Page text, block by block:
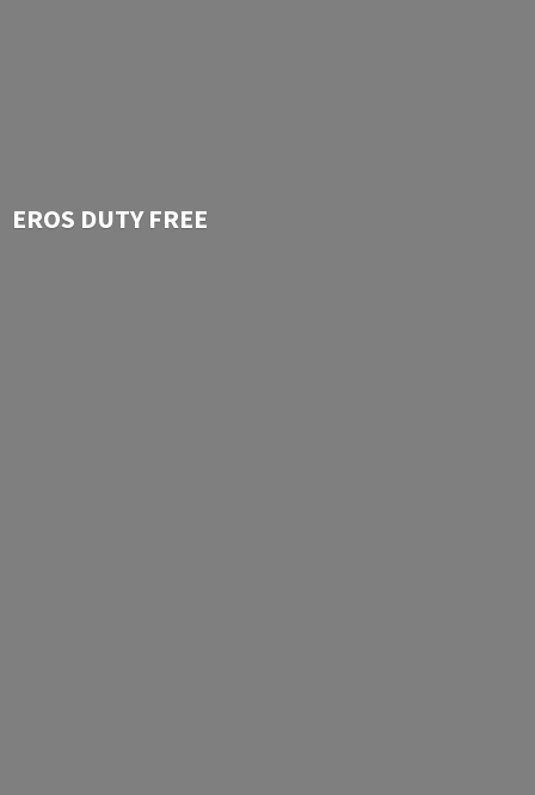
EROS DUTY FREE